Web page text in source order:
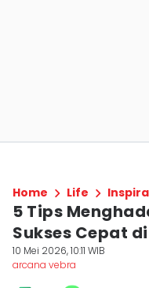
Home Life
5 Tips
Sukses Cepat
10 Mei 2026, 10:11 WIB
arcana vebra